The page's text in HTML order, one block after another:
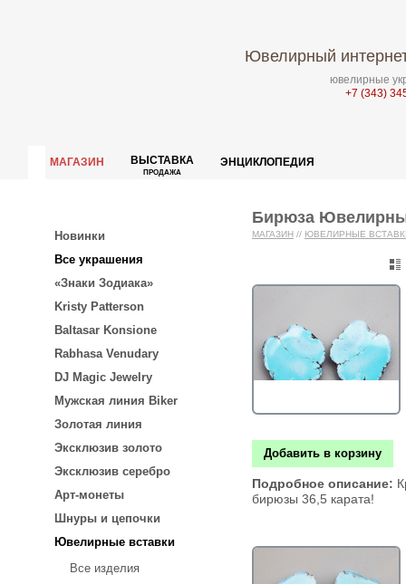
Ювелирный
ювелирные
+7 (343)
МАГАЗИН ВЫСТАВКА
ПРОДАЖА
ЭНЦИКЛОПЕДИЯ
Новинки
Все украшения
«Знаки Зодиака»
Kristy Patterson
Baltasar Konsione
Rabhasa Venudary
DJ Magic Jewelry
Мужская линия Biker
Золотая линия
Эксклюзив золото
Эксклюзив серебро
Арт-монеты
Шнуры и цепочки
Ювелирные вставки
Все изделия
Бирюза
МАГАЗИН // ЮВЕЛИРНЫЕ
Добавить в корзину
Подробное описание:
бирюзы 36,5 карата!